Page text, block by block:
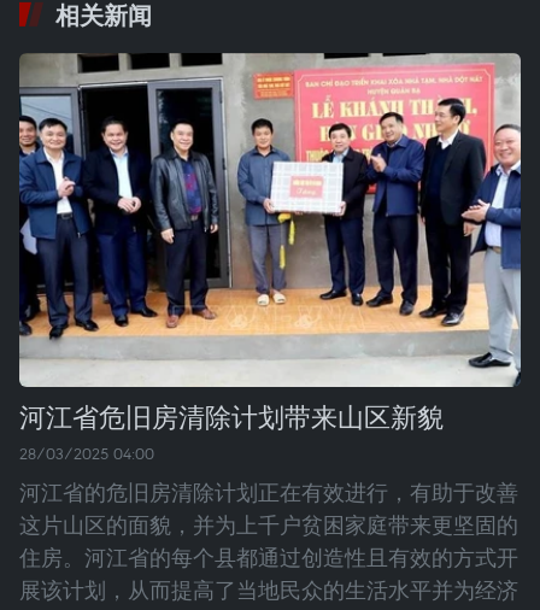
相关新闻
河江省危旧房清除计划带来山区新貌
28/03/2025 04:00
河江省的危旧房清除计划正在有效进行，有助于改善
这片山区的面貌，并为上千户贫困家庭带来更坚固的
住房。河江省的每个县都通过创造性且有效的方式开
展该计划，从而提高了当地民众的生活水平并为经济